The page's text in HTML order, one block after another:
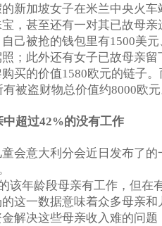
新加坡女子在米兰中央火
，甚至还有一对其已故母
己被抢的钱包里有1500美元
；此外还有女子已故母亲留
买的价值1580欧元的链子
有被盗财物总价值约8000欧元
中超过42%的没有工作
会意大利分会近日发布了的
该年龄段母亲有工作，但在
这一数据意味着众多母亲
解决这些母亲收入难的问